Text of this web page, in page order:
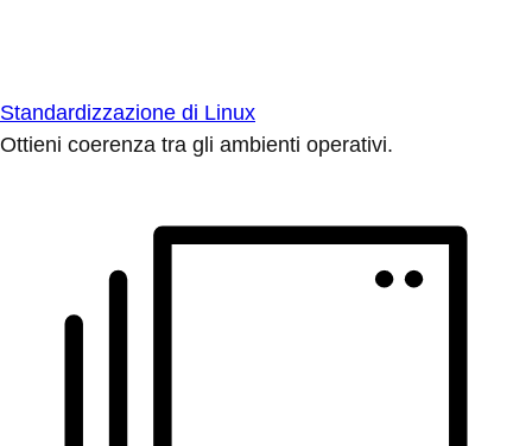
Standardizzazione di Linux
Ottieni coerenza tra gli ambienti operativi.